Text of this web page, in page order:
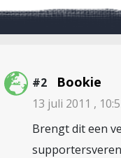
#2 Bookie
13 juli 2011 ,
Brengt dit een